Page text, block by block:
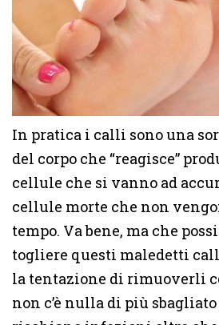
In pratica i calli sono una
del corpo che “reagisce”
cellule che si vanno ad
cellule morte che non
tempo. Va bene, ma che
togliere questi maledetti
la tentazione di rimuoverli
non c’è nulla di più